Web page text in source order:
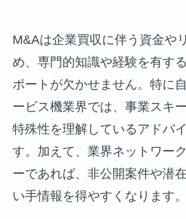
M&Aは企業買収に伴う資金や
め、専門的知識や経験を有す
ポートが欠かせません。特に
ービス機業界では、事業スキ
特殊性を理解しているアドバ
す。加えて、業界ネットワー
ーであれば、非公開案件や潜
い手情報を得やすくなります。